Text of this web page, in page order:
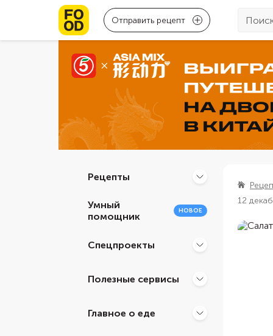
Отправить рецепт
Рецепты
Умный
помощник
НОВОЕ
Спецпроекты
Полезные сервисы
Главное о еде
12